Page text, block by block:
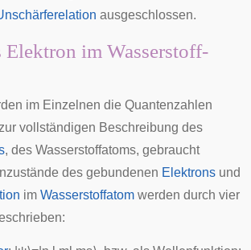
ausgeschlossen.
Elektron im Wasserstoff-
im Einzelnen die Quantenzahlen
vollständigen Beschreibung des
, des Wasserstoffatoms, gebraucht
des gebundenen Elektrons und
im Wasserstoffatom werden durch vier